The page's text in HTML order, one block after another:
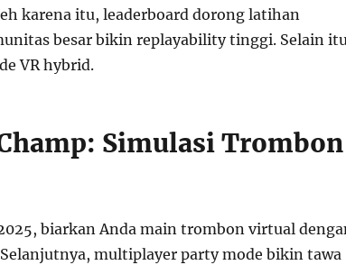
karena itu, leaderboard dorong latihan
besar bikin replayability tinggi. Selain
VR hybrid.
Simulasi Trombon
biarkan Anda main trombon virtual
multiplayer party mode bikin tawa